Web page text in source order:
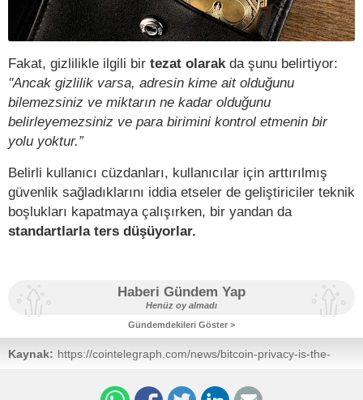
Fakat, gizlilikle ilgili bir tezat olarakda şunu belirtiyor:
''Ancak gizlilik varsa, adresin kime ait olduğunu
bilemezsiniz ve miktarın ne kadar olduğunu
belirleyemezsiniz ve para birimini kontrol etmenin bir
yolu yoktur.”
Belirli kullanıcı cüzdanları, kullanıcılar için arttırılmış
güvenlik sağladıklarını iddia etseler de geliştiriciler teknik
boşlukları kapatmaya çalışırken, bir yandan da
standartlarla ters düşüyorlar.
Haberi Gündem Yap
Henüz oy almadı
Gündemdekileri Göster >
Kaynak: https://cointelegraph.com/news/bitcoin-privacy-is-the-
only-big-question-for-devs-says-poolin-ceo